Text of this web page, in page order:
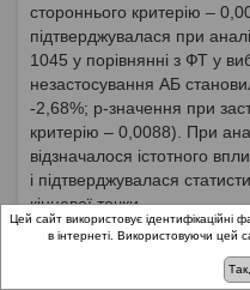
стороннього критерію –
підтверджувалася при
1045 у порівнянні з ФТ у
незастосування АБ
-2,68%; p-значення при
критерію – 0,0088). При
відзначалося істотного
і підтверджувалася
кінцевої точки.
Цей сайт використовує ідентифікаційні
в інтернеті. Використовуючи цей